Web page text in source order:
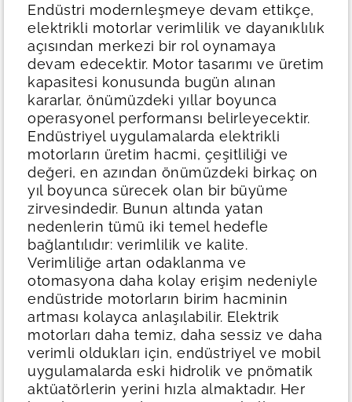
Endüstri modernleşmeye devam ettikçe,
elektrikli motorlar verimlilik ve dayanıklılık
açısından merkezi bir rol oynamaya
devam edecektir. Motor tasarımı ve üretim
kapasitesi konusunda bugün alınan
kararlar, önümüzdeki yıllar boyunca
operasyonel performansı belirleyecektir.
Endüstriyel uygulamalarda elektrikli
motorların üretim hacmi, çeşitliliği ve
değeri, en azından önümüzdeki birkaç on
yıl boyunca sürecek olan bir büyüme
zirvesindedir. Bunun altında yatan
nedenlerin tümü iki temel hedefle
bağlantılıdır: verimlilik ve kalite.
Verimliliğe artan odaklanma ve
otomasyona daha kolay erişim nedeniyle
endüstride motorların birim hacminin
artması kolayca anlaşılabilir. Elektrik
motorları daha temiz, daha sessiz ve daha
verimli oldukları için, endüstriyel ve mobil
uygulamalarda eski hidrolik ve pnömatik
aktüatörlerin yerini hızla almaktadır. Her